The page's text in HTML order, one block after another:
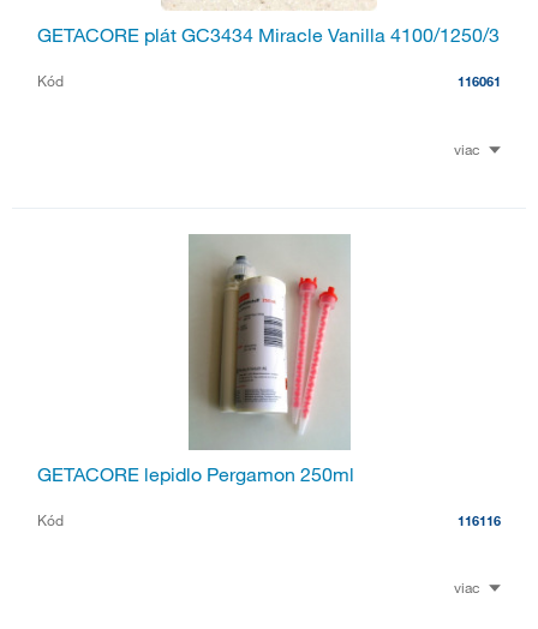
GETACORE plát GC3434 Miracle Vanilla 4100/1250/3
Kód 116061
viac
GETACORE lepidlo Pergamon 250ml
Kód 116116
viac